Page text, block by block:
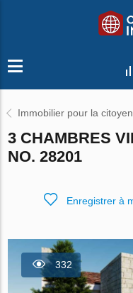
Immobilier pour la
3 CHAMBRES
NO. 28201
Enregistrer à
332